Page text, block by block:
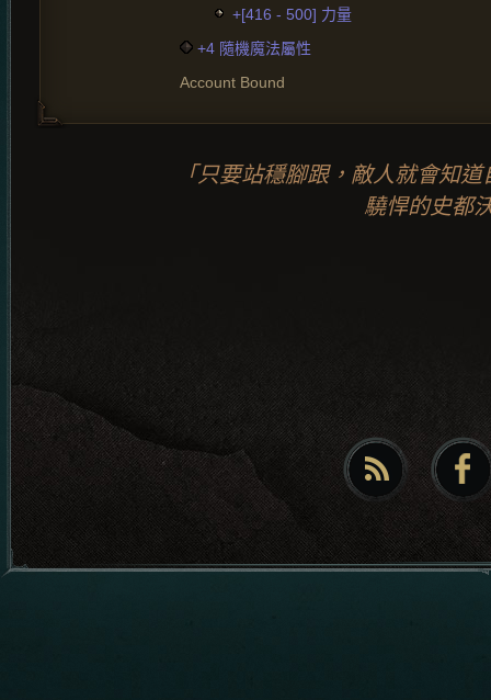
+[416 - 500] 力量
+4 隨機魔法屬性
Account Bound
「只要站穩腳跟，敵人就會知
驍悍的史都